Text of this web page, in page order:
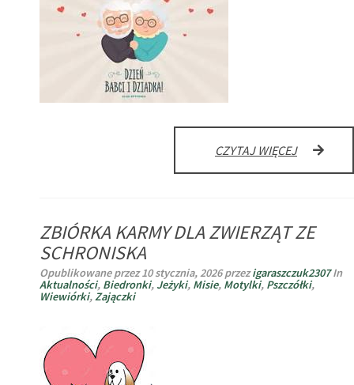
–
CZYTAJ WIĘCEJ
I
DZIADKA
ZBIÓRKA KARMY DLA ZWIERZĄT ZE
SCHRONISKA
Opublikowane przez10 stycznia, 2026 przezigaraszczuk2307In
Aktualności, Biedronki, Jeżyki, Misie, Motylki, Pszczółki,
Wiewiórki,Zajączki